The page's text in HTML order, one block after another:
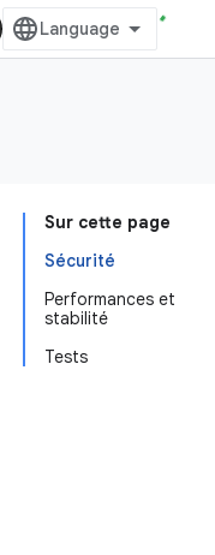
Sur cette page
Sécurité
Performances et
stabilité
Tests